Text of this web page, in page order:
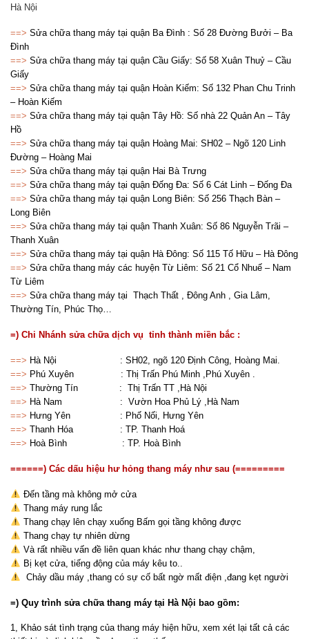
Hà Nội
==> Sửa chữa thang máy tại quận Ba Đình : Số 28 Đường Bưởi – Ba
Đình
==> Sửa chữa thang máy tại quận Cầu Giấy: Số 58 Xuân Thuỷ – Cầu
Giấy
==> Sửa chữa thang máy tại quận Hoàn Kiếm: Số 132 Phan Chu Trinh
– Hoàn Kiếm
==> Sửa chữa thang máy tại quận Tây Hồ: Số nhà 22 Quản An – Tây
Hồ
==> Sửa chữa thang máy tại quận Hoàng Mai: SH02 – Ngõ 120 Linh
Đường – Hoàng Mai
==> Sửa chữa thang máy tại quận Hai Bà Trưng
==> Sửa chữa thang máy tại quận Đống Đa: Số 6 Cát Linh – Đống Đa
==> Sửa chữa thang máy tại quận Long Biên: Số 256 Thạch Bàn –
Long Biên
==> Sửa chữa thang máy tại quận Thanh Xuân: Số 86 Nguyễn Trãi –
Thanh Xuân
==> Sửa chữa thang máy tại quận Hà Đông: Số 115 Tố Hữu – Hà Đông
==> Sửa chữa thang máy các huyện Từ Liêm: Số 21 Cổ Nhuế – Nam
Từ Liêm
==> Sửa chữa thang máy tại Thạch Thất , Đông Anh , Gia Lâm,
Thường Tín, Phúc Thọ…
=) Chi Nhánh sửa chữa dịch vụ tỉnh thành miền bắc :
==> Hà Nội : SH02, ngõ 120 Định Công, Hoàng Mai.
==> Phú Xuyên : Thị Trấn Phú Minh ,Phú Xuyên .
==> Thường Tín : Thị Trấn TT ,Hà Nội
==> Hà Nam : Vườn Hoa Phủ Lý ,Hà Nam
==> Hưng Yên : Phố Nối, Hưng Yên
==> Thanh Hóa : TP. Thanh Hoá
==> Hoà Bình : TP. Hoà Bình
======) Các dấu hiệu hư hỏng thang máy như sau (=========
Đến tầng mà không mở cửa
Thang máy rung lắc
Thang chạy lên chạy xuống Bấm gọi tầng không được
Thang chạy tự nhiên dừng
Và rất nhiều vấn đề liên quan khác như thang chạy chậm,
Bị kẹt cửa, tiếng động của máy kêu to..
Chảy dầu máy ,thang có sự cố bất ngờ mất điện ,đang kẹt người
=) Quy trình sửa chữa thang máy tại Hà Nội bao gồm:
1, Khảo sát tình trạng của thang máy hiện hữu, xem xét lại tất cả các